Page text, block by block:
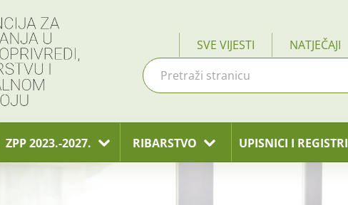
SVE VIJESTI NATJEČAJI
ZPP 2023.-2027. RIBARSTVO UPISNICI I REGISTRI